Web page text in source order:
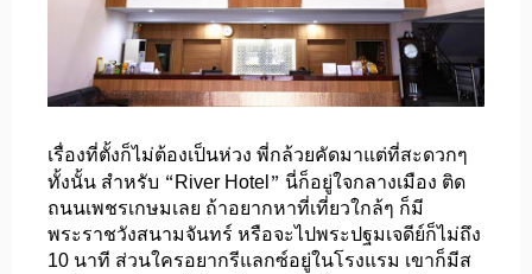
เรื่องที่ตั้งก็ไม่ต้องเป็นห่วง พี่กล้วยคัดมาแต่ที่สะดวกๆ
ทั้งนั้น สำหรับ “ River Hotel ” นี่ก็อยู่ใจกลางเมือง ติด
ถนนเพชรเกษมเลย ถ้าอยากหาที่เที่ยวใกล้ๆ ก็มี
พระราชวังสนามจันทร์ หรือจะไปพระปฐมเจดีย์ก็ไม่ถึง
10 นาที ส่วนใครอยากรีแลกซ์อยู่ในโรงแรม เขาก็มีส